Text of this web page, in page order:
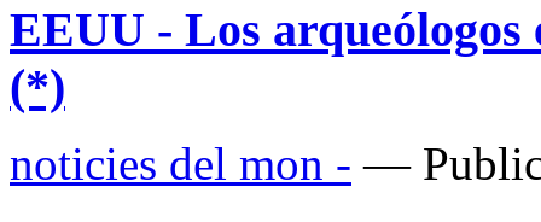
EEUU - Los
(*)
noticies del mon - —